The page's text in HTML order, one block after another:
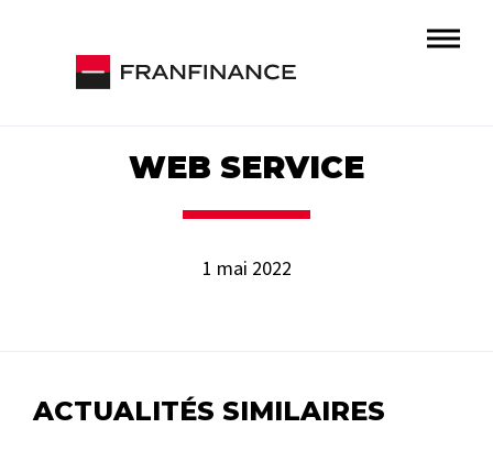
WEB SERVICE
1 mai 2022
ACTUALITÉS SIMILAIRES